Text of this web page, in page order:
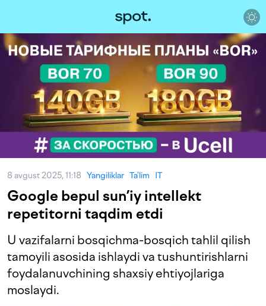
8 avgust 2025, 11:18 Yangiliklar Ta'lim IT
Google bepul sun’iy intellekt
repetitorni taqdim etdi
U vazifalarni bosqichma-bosqich tahlil qilish
tamoyili asosida ishlaydi va tushuntirishlarni
foydalanuvchining shaxsiy ehtiyojlariga
moslaydi.